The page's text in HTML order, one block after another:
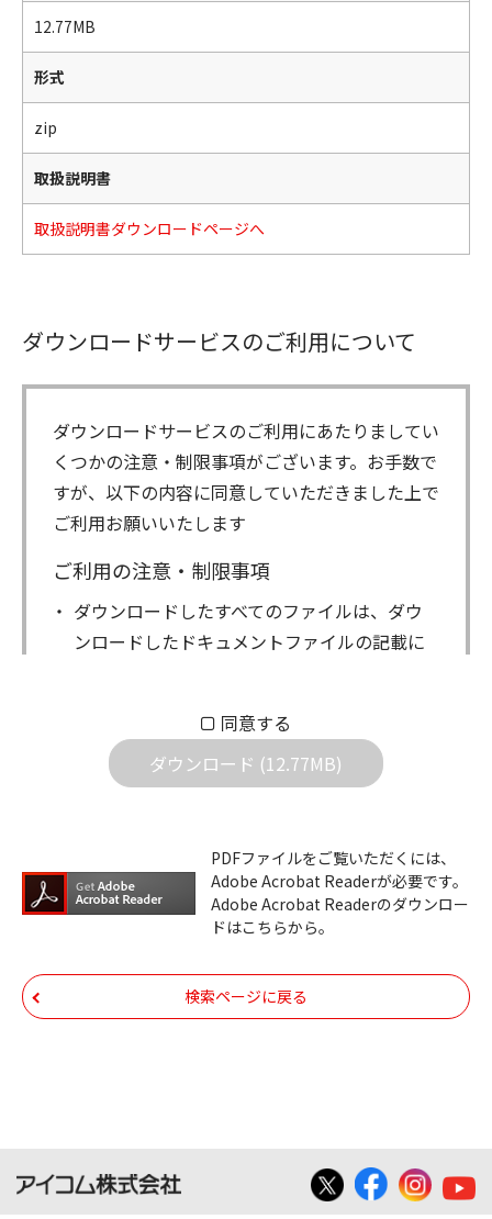
12.77MB
形式
zip
取扱説明書
取扱説明書ダウンロードページへ
ダウンロードサービスのご利用について
ダウンロードサービスのご利用にあたりましてい
くつかの注意・制限事項がございます。お手数で
すが、以下の内容に同意していただきました上で
ご利用お願いいたします
ご利用の注意・制限事項
ダウンロードしたすべてのファイルは、ダウ
ンロードしたドキュメントファイルの記載に
社は一切の責任を負いません。また、ファイ
ルの内容などの変更は一切行わないでくださ
機器のコントロールコマンドの仕様書、およ
びその他すべてのダウンロードファイルにつ
いての著作権を含むすべての権利は、アイコ
帰属します。ダウンロードしたファイルは、
個人で使用される以外にはご使用できませ
せんのでご了承ください。
同意する
ダウンロード (12.77MB)
PDFファイルをご覧いただくには、
Adobe Acrobat Readerが必要です。
Adobe Acrobat Readerのダウンロー
ドはこちらから。
検索ページに戻る